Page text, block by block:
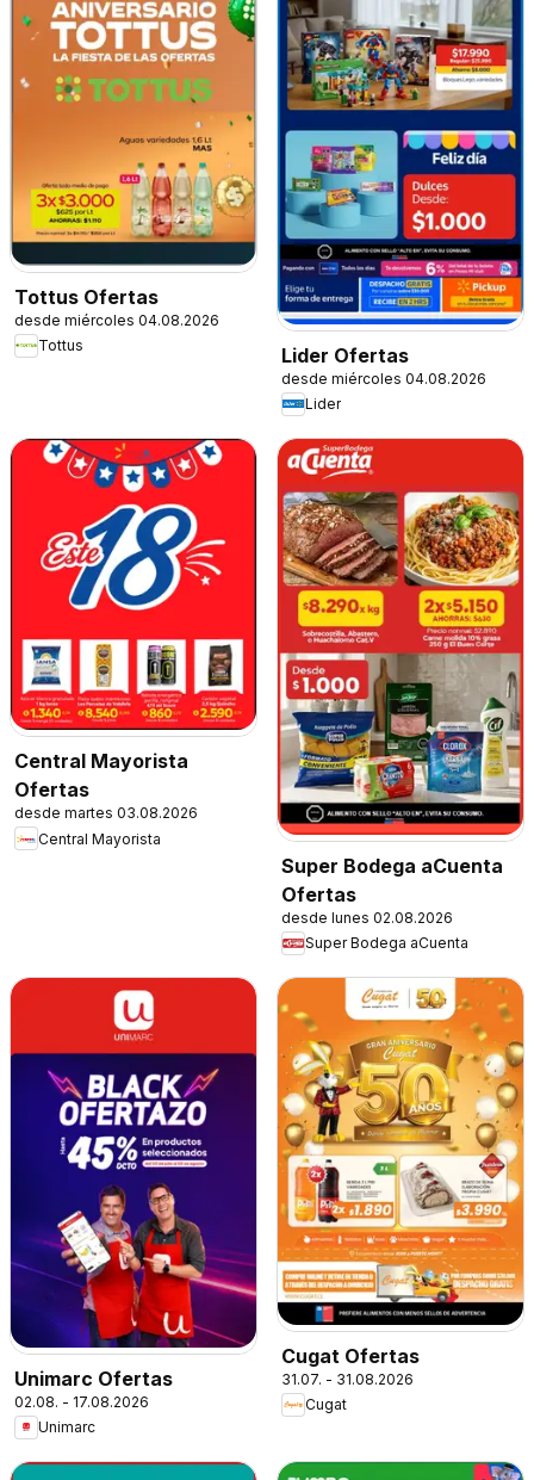
Tottus Ofertas
desde miércoles 04.08.2026
Tottus
Lider Ofertas
desde miércoles 04.08.2026
Lider
Central Mayorista
Ofertas
desde martes 03.08.2026
Central Mayorista
Super Bodega aCuenta
Ofertas
desde lunes 02.08.2026
Super Bodega aCuenta
Unimarc Ofertas
02.08. - 17.08.2026
Unimarc
Cugat Ofertas
31.07. - 31.08.2026
Cugat